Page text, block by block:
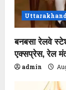
बनबसा रेलवे
एक्सप्रेस, रेल
admin